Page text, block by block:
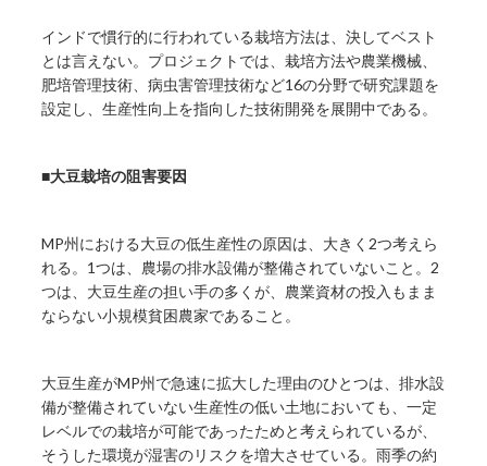
インドで慣行的に行われている栽培方法は、決してベスト
とは言えない。プロジェクトでは、栽培方法や農業機械、
肥培管理技術、病虫害管理技術など16の分野で研究課題を
設定し、生産性向上を指向した技術開発を展開中である。
■大豆栽培の阻害要因
MP州における大豆の低生産性の原因は、大きく2つ考えら
れる。1つは、農場の排水設備が整備されていないこと。2
つは、大豆生産の担い手の多くが、農業資材の投入もまま
ならない小規模貧困農家であること。
大豆生産がMP州で急速に拡大した理由のひとつは、排水設
備が整備されていない生産性の低い土地においても、一定
レベルでの栽培が可能であったためと考えられているが、
そうした環境が湿害のリスクを増大させている。雨季の約